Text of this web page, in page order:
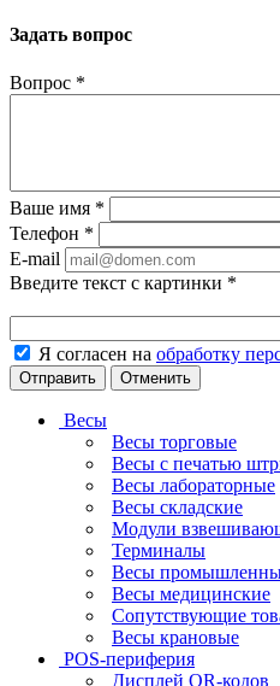
Задать вопрос
Вопрос *
Ваше имя *
Телефон *
E-mail
Введите текст с картинки *
Я согласен на обработку
Отменить
Весы
Весы торговые
Весы с печатью
Весы лабораторные
Весы складские
Модули
Терминалы
Весы
Весы медицинские
Сопутствующие
Весы крановые
POS-периферия
Дисплей QR-кодов